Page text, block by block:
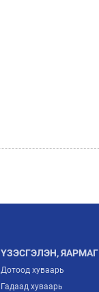
ҮЗЭСГЭЛЭН, ЯАРМАГ
Дотоод хуваарь
Гадаад хуваарь